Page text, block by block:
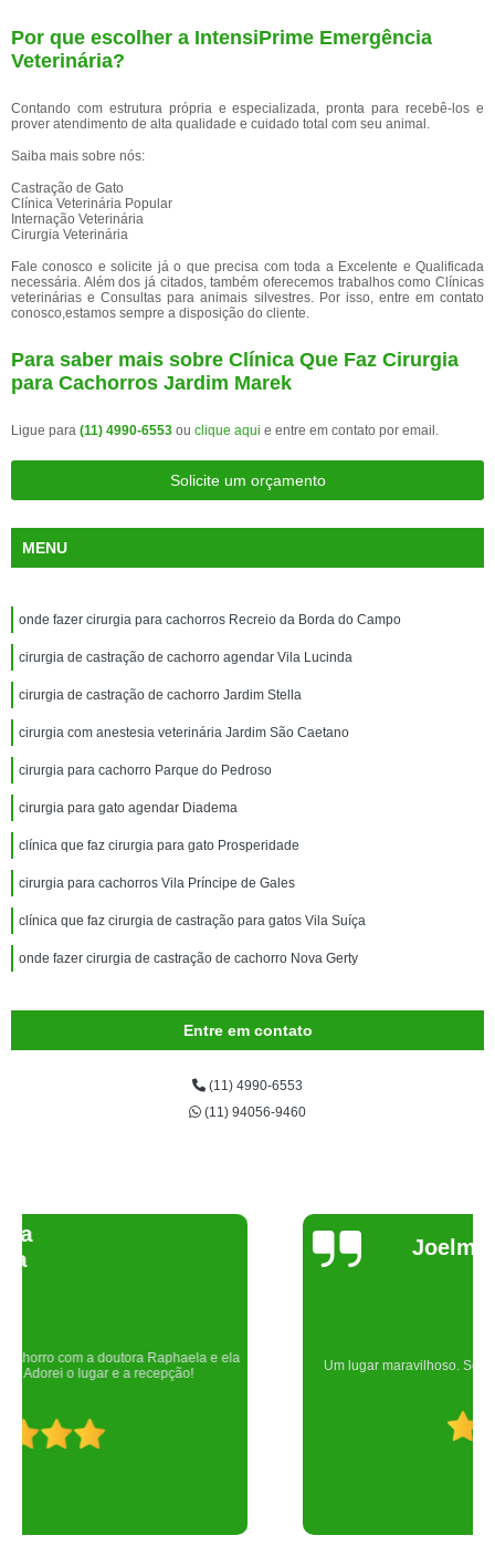
Por que escolher a IntensiPrime Emergência
Veterinária?
Contando com estrutura própria e especializada, pronta para recebê-los e
prover atendimento de alta qualidade e cuidado total com seu animal.
Saiba mais sobre nós:
Castração de Gato
Clínica Veterinária Popular
Internação Veterinária
Cirurgia Veterinária
Fale conosco e solicite já o que precisa com toda a Excelente e Qualificada
necessária. Além dos já citados, também oferecemos trabalhos como Clínicas
veterinárias e Consultas para animais silvestres. Por isso, entre em contato
conosco,estamos sempre a disposição do cliente.
Para saber mais sobre Clínica Que Faz Cirurgia
para Cachorros Jardim Marek
Ligue para (11) 4990-6553 ou clique aqui e entre em contato por email.
Solicite um orçamento
MENU
onde fazer cirurgia para cachorros Recreio da Borda do Campo
cirurgia de castração de cachorro agendar Vila Lucinda
cirurgia de castração de cachorro Jardim Stella
cirurgia com anestesia veterinária Jardim São Caetano
cirurgia para cachorro Parque do Pedroso
cirurgia para gato agendar Diadema
clínica que faz cirurgia para gato Prosperidade
cirurgia para cachorros Vila Príncipe de Gales
clínica que faz cirurgia de castração para gatos Vila Suíça
onde fazer cirurgia de castração de cachorro Nova Gerty
Entre em contato
(11) 4990-6553
(11) 94056-9460
Um lugar maravilhoso. Sempre serei grata pelo que fizeram por nós!